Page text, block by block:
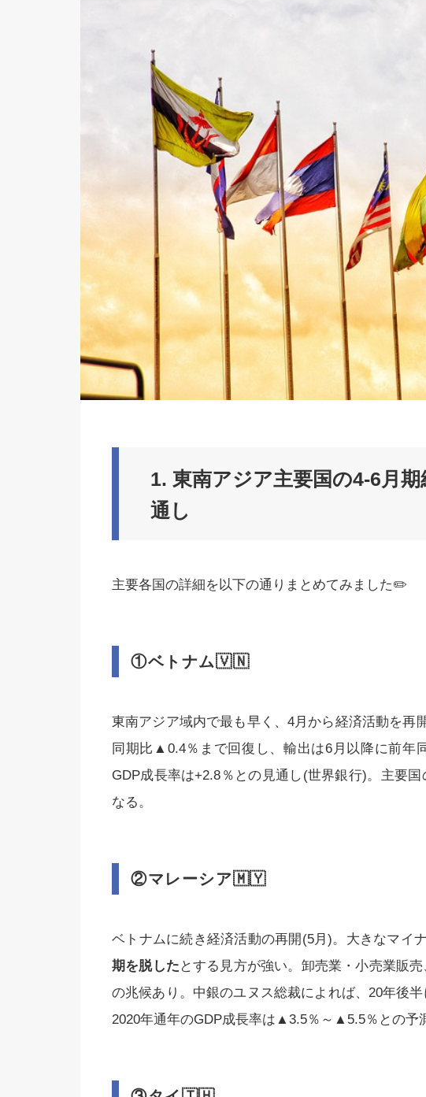
1. 東南アジア主要国の4-6月
通し
主要各国の詳細を以下の通りまとめてみました✏️
①ベトナム🇻🇳
東南アジア域内で最も早く、4月から経済活動を再
同期比▲0.4％まで回復し、輸出は6月以降に前年
GDP成長率は+2.8％との見通し(世界銀行)。主要国
なる。
②マレーシア🇲🇾
ベトナムに続き経済活動の再開(5月)。大きなマイ
期を脱した とする見方が強い。卸売業・小売業販
の兆候あり。中銀のユヌス総裁によれば、20年後
2020年通年のGDP成長率は▲3.5％～▲5.5％との予